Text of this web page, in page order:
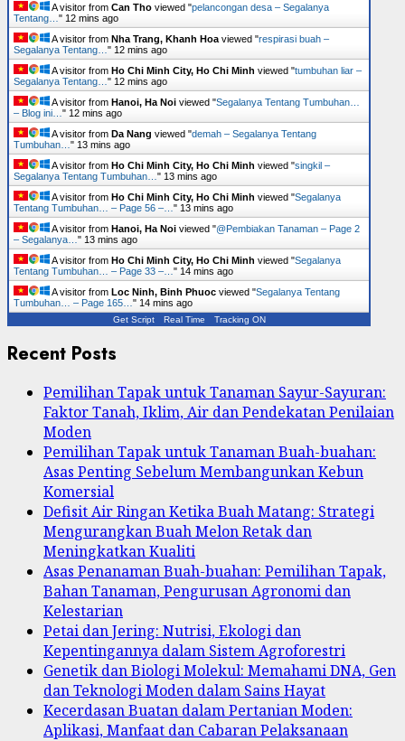
A visitor from Can Tho viewed "pelancongan desa – Segalanya
Tentang… " 12 mins ago
A visitor from Nha Trang, Khanh Hoa viewed "respirasi buah –
Segalanya Tentang… " 12 mins ago
A visitor from Ho Chi Minh City, Ho Chi Minh viewed "tumbuhan liar –
Segalanya Tentang… " 12 mins ago
A visitor from Hanoi, Ha Noi viewed "Segalanya Tentang Tumbuhan…
– Blog ini… " 13 mins ago
A visitor from Da Nang viewed "demah – Segalanya Tentang
Tumbuhan… " 13 mins ago
A visitor from Ho Chi Minh City, Ho Chi Minh viewed "singkil –
Segalanya Tentang Tumbuhan… " 13 mins ago
A visitor from Ho Chi Minh City, Ho Chi Minh viewed "Segalanya
Tentang Tumbuhan… – Page 56 –… " 13 mins ago
A visitor from Hanoi, Ha Noi viewed "@Pembiakan Tanaman – Page 2
– Segalanya… " 13 mins ago
A visitor from Ho Chi Minh City, Ho Chi Minh viewed "Segalanya
Tentang Tumbuhan… – Page 33 –… " 14 mins ago
A visitor from Loc Ninh, Binh Phuoc viewed "Segalanya Tentang
Tumbuhan… – Page 165… " 14 mins ago
Get Script Real Time Tracking ON
Recent Posts
Pemilihan Tapak untuk Tanaman Sayur-Sayuran:
Faktor Tanah, Iklim, Air dan Pendekatan Penilaian
Moden
Pemilihan Tapak untuk Tanaman Buah-buahan:
Asas Penting Sebelum Membangunkan Kebun
Komersial
Defisit Air Ringan Ketika Buah Matang: Strategi
Mengurangkan Buah Melon Retak dan
Meningkatkan Kualiti
Asas Penanaman Buah-buahan: Pemilihan Tapak,
Bahan Tanaman, Pengurusan Agronomi dan
Kelestarian
Petai dan Jering: Nutrisi, Ekologi dan
Kepentingannya dalam Sistem Agroforestri
Genetik dan Biologi Molekul: Memahami DNA, Gen
dan Teknologi Moden dalam Sains Hayat
Kecerdasan Buatan dalam Pertanian Moden:
Aplikasi, Manfaat dan Cabaran Pelaksanaan